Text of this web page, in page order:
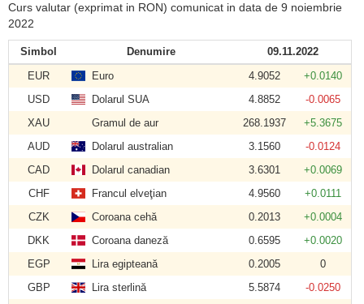
Curs valutar (exprimat in RON) comunicat in data de 9 noiembrie
2022
Simbol Denumire
09.11.2022
EUR
Euro 4.9052
+0.0140
USD
Dolarul SUA 4.8852
-0.0065
XAU
Gramul de aur 268.1937
+5.3675
AUD
Dolarul australian 3.1560
-0.0124
CAD
Dolarul canadian 3.6301
+0.0069
CHF
Francul elveţian 4.9560
+0.0111
CZK
Coroana cehă 0.2013
+0.0004
DKK
Coroana daneză 0.6595
+0.0020
EGP
Lira egipteană 0.2005
0
GBP
Lira sterlină 5.5874
-0.0250